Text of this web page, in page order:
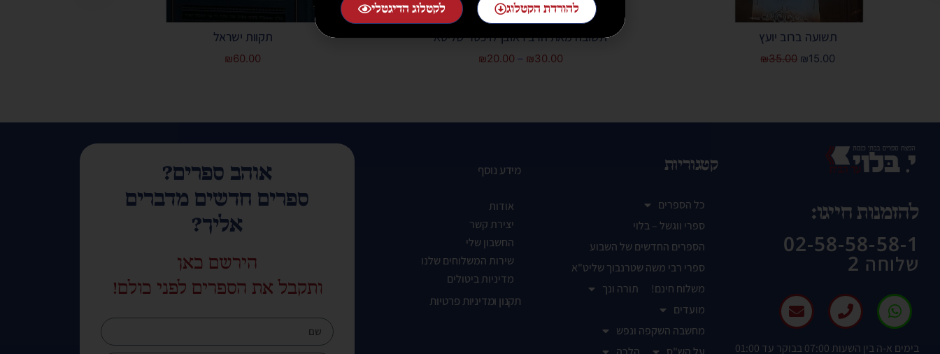
תשועה ברוב יועץ
₪35.00 ₪15.00
תשובה מאת הרב ראובן לויכטר שליטא
₪20.00 – ₪30.00
תקוות ישראל
₪60.00
להזמנות חייגו:
02-58-58-58-1
שלוחה 2
בימים א-ה בין השעות 07:00 בבוקר עד 01:00
קטגוריות
כל הספרים
ספרי ווגשל – בלוי
הספרים החדשים של השבוע
ספרי רבי משה שטרנבוך שליט"א
משלוח חינם!
תורה ונך
מועדים
מחשבה השקפה ונפש
מידע נוסף
אודות
יצירת קשר
החשבון שלי
שירות המשלוחים שלנו
מדיניות ביטולים
תקנון ומדיניות פרטיות
אוהב ספרים?
ספרים חדשים מדברים
אליך?
הירשם כאן
ותקבל את הספרים לפני כולם!
להורדת הקטלוג לקטלוג הדיגטלי